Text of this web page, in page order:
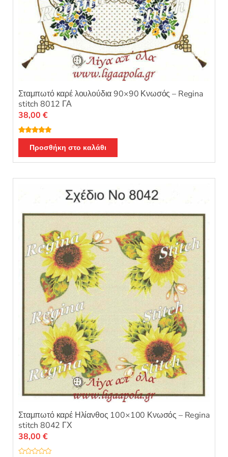
Σταμπωτό καρέ λουλούδια 90×90 Κνωσός – Regina
stitch 8012 ΓΑ
Βαθμολογή
θηκε με 5.00
από 5
38,00 €
Προσθήκη στο καλάθι
Σταμπωτό καρέ Ηλίανθος 100×100 Κνωσός – Regina
stitch 8042 ΓΧ
38,00 €